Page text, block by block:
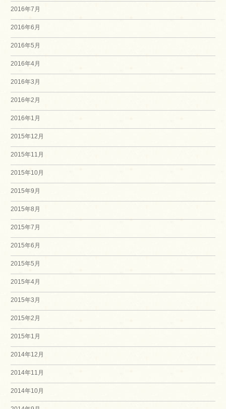
2016年7月
2016年6月
2016年5月
2016年4月
2016年3月
2016年2月
2016年1月
2015年12月
2015年11月
2015年10月
2015年9月
2015年8月
2015年7月
2015年6月
2015年5月
2015年4月
2015年3月
2015年2月
2015年1月
2014年12月
2014年11月
2014年10月